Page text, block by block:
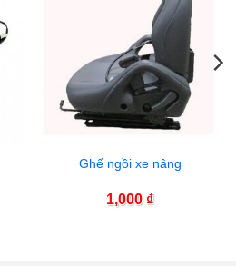
Ghế ngồi xe nâng
1,000 ₫